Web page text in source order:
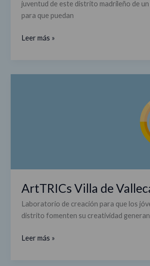
juventud de este distrito madrileño de
para que puedan
Leer más »
ArtTRICs Villa de
Laboratorio de creación para que los
distrito fomenten su creatividad
Leer más »